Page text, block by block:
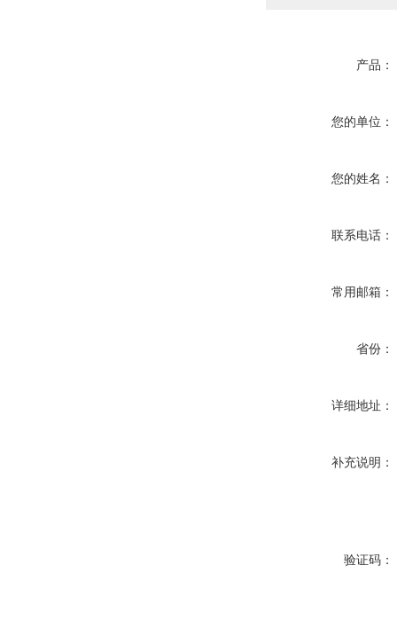
产品：
您的单位：
您的姓名：
联系电话：
常用邮箱：
省份：
详细地址：
补充说明：
验证码：